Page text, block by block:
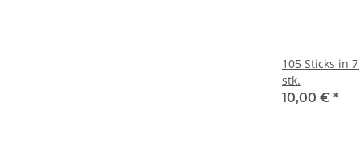
105 Sticks in
stk.
10,00 € *